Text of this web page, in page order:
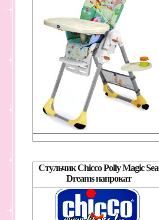
Стульчик Chicco Polly Magic Sea
Dreams напрокат